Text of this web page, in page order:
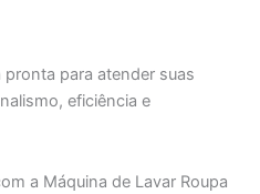
para atender suas
eficiência e
a Máquina de Lavar Roupa